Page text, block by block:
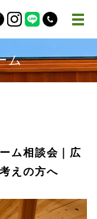
ム
ム相談会｜広
えの方へ